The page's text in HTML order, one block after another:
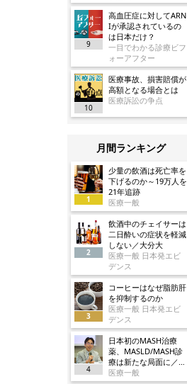
9
高血圧症に対してARN
Iが承認されているの
は日本だけ？
一目でわかる診療ビフ
ォーアフター
10
医療事故、損害賠償が
高額となる場合とは
医療訴訟の争点
月間ランキング
1
少量の飲酒は死亡率を
下げるのか～19万人を
21年追跡
医療一般
2
飲酒中のチェイサーは
二日酔いの症状を軽減
しない／大分大
医療一般 日本発エビ
デンス
3
コーヒーはなぜ脂肪肝
を抑制するのか
医療一般 日本発エビ
デンス
4
日本初のMASH治療
薬、MASLD/MASH診
療は新たな局面に／ノ
ボ
医療一般